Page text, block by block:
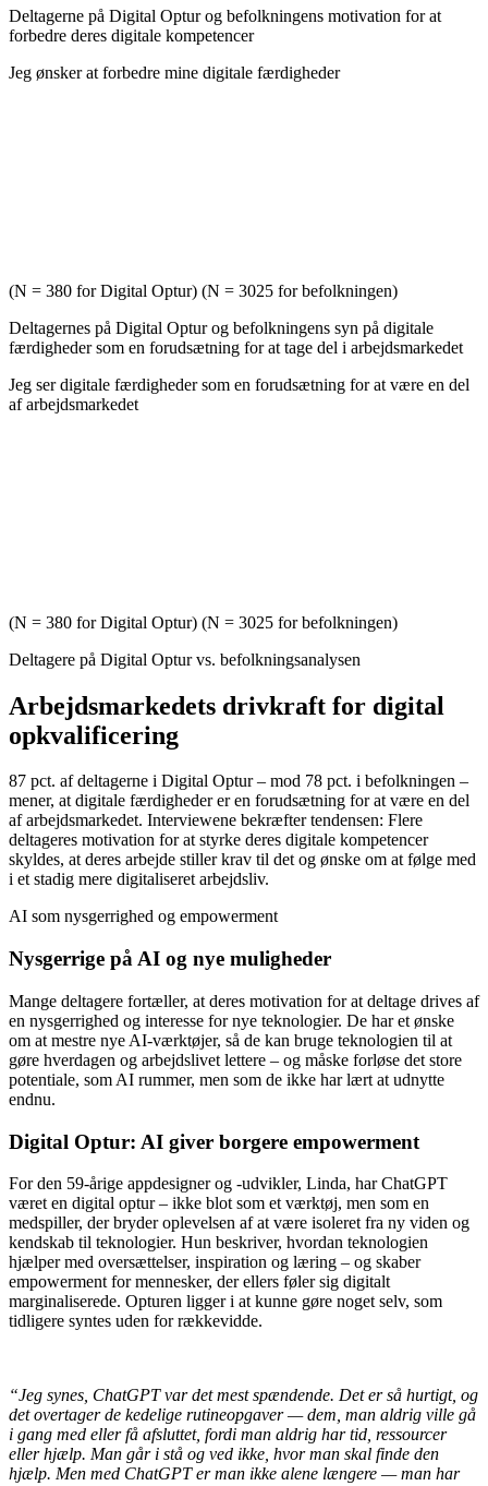
Deltagerne på Digital Optur og befolkningens motivation for at
forbedre deres digitale kompetencer
Jeg ønsker at forbedre mine digitale færdigheder
(N = 380 for Digital Optur) (N = 3025 for befolkningen)
Deltagernes på Digital Optur og befolkningens syn på digitale
færdigheder som en forudsætning for at tage del i arbejdsmarkedet
Jeg ser digitale færdigheder som en forudsætning for at være en del
af arbejdsmarkedet
(N = 380 for Digital Optur) (N = 3025 for befolkningen)
Deltagere på Digital Optur vs. befolkningsanalysen
Arbejdsmarkedets drivkraft for digital
opkvalificering
87 pct. af deltagerne i Digital Optur – mod 78 pct. i befolkningen –
mener, at digitale færdigheder er en forudsætning for at være en del
af arbejdsmarkedet. Interviewene bekræfter tendensen: Flere
deltageres motivation for at styrke deres digitale kompetencer
skyldes, at deres arbejde stiller krav til det og ønske om at følge med
i et stadig mere digitaliseret arbejdsliv.
AI som nysgerrighed og empowerment
Nysgerrige på AI og nye muligheder
Mange deltagere fortæller, at deres motivation for at deltage drives af
en nysgerrighed og interesse for nye teknologier. De har et ønske
om at mestre nye AI-værktøjer, så de kan bruge teknologien til at
gøre hverdagen og arbejdslivet lettere – og måske forløse det store
potentiale, som AI rummer, men som de ikke har lært at udnytte
endnu.
Digital Optur: AI giver borgere empowerment
For den 59-årige appdesigner og -udvikler, Linda, har ChatGPT
været en digital optur – ikke blot som et værktøj, men som en
medspiller, der bryder oplevelsen af at være isoleret fra ny viden og
kendskab til teknologier. Hun beskriver, hvordan teknologien
hjælper med oversættelser, inspiration og læring – og skaber
empowerment for mennesker, der ellers føler sig digitalt
marginaliserede. Opturen ligger i at kunne gøre noget selv, som
tidligere syntes uden for rækkevidde.
“Jeg synes, ChatGPT var det mest spændende. Det er så hurtigt, og
det overtager de kedelige rutineopgaver — dem, man aldrig ville gå
i gang med eller få afsluttet, fordi man aldrig har tid, ressourcer
eller hjælp. Man går i stå og ved ikke, hvor man skal finde den
hjælp. Men med ChatGPT er man ikke alene længere — man har